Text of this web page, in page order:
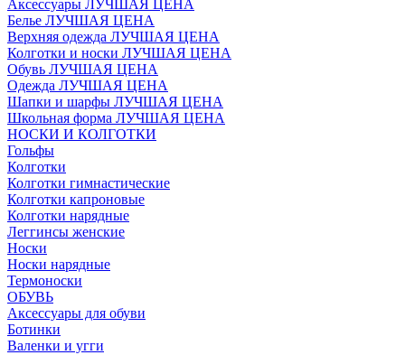
Аксессуары ЛУЧШАЯ ЦЕНА
Белье ЛУЧШАЯ ЦЕНА
Верхняя одежда ЛУЧШАЯ ЦЕНА
Колготки и носки ЛУЧШАЯ ЦЕНА
Обувь ЛУЧШАЯ ЦЕНА
Одежда ЛУЧШАЯ ЦЕНА
Шапки и шарфы ЛУЧШАЯ ЦЕНА
Школьная форма ЛУЧШАЯ ЦЕНА
НОСКИ И КОЛГОТКИ
Гольфы
Колготки
Колготки гимнастические
Колготки капроновые
Колготки нарядные
Леггинсы женские
Носки
Носки нарядные
Термоноски
ОБУВЬ
Аксессуары для обуви
Ботинки
Валенки и угги